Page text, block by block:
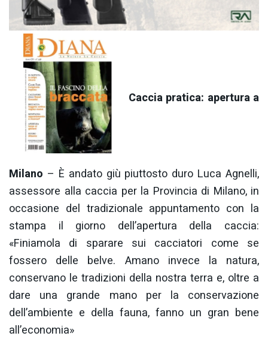
Caccia pratica: apertura a
Milano – È andato giù piuttosto duro Luca Agnelli,
assessore alla caccia per la Provincia di Milano, in
occasione del tradizionale appuntamento con la
stampa il giorno dell’apertura della caccia:
«Finiamola di sparare sui cacciatori come se
fossero delle belve. Amano invece la natura,
conservano le tradizioni della nostra terra e, oltre a
dare una grande mano per la conservazione
dell’ambiente e della fauna, fanno un gran bene
all’economia»